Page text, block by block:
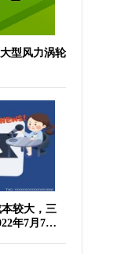
型风力涡轮
较大，三
年7月7日